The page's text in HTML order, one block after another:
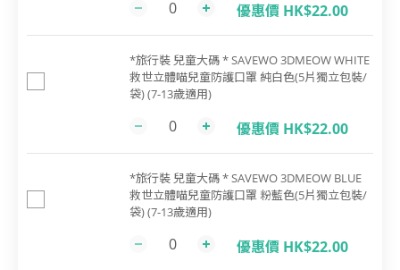
優惠價 HK$22.00
*旅行裝 兒童大碼 * SAVEWO 3DMEOW WHITE
救世立體喵兒童防護口罩 純白色(5片獨立包裝/
袋) (7-13歲適用)
優惠價 HK$22.00
*旅行裝 兒童大碼 * SAVEWO 3DMEOW BLUE
救世立體喵兒童防護口罩 粉藍色(5片獨立包裝/
袋) (7-13歲適用)
優惠價 HK$22.00